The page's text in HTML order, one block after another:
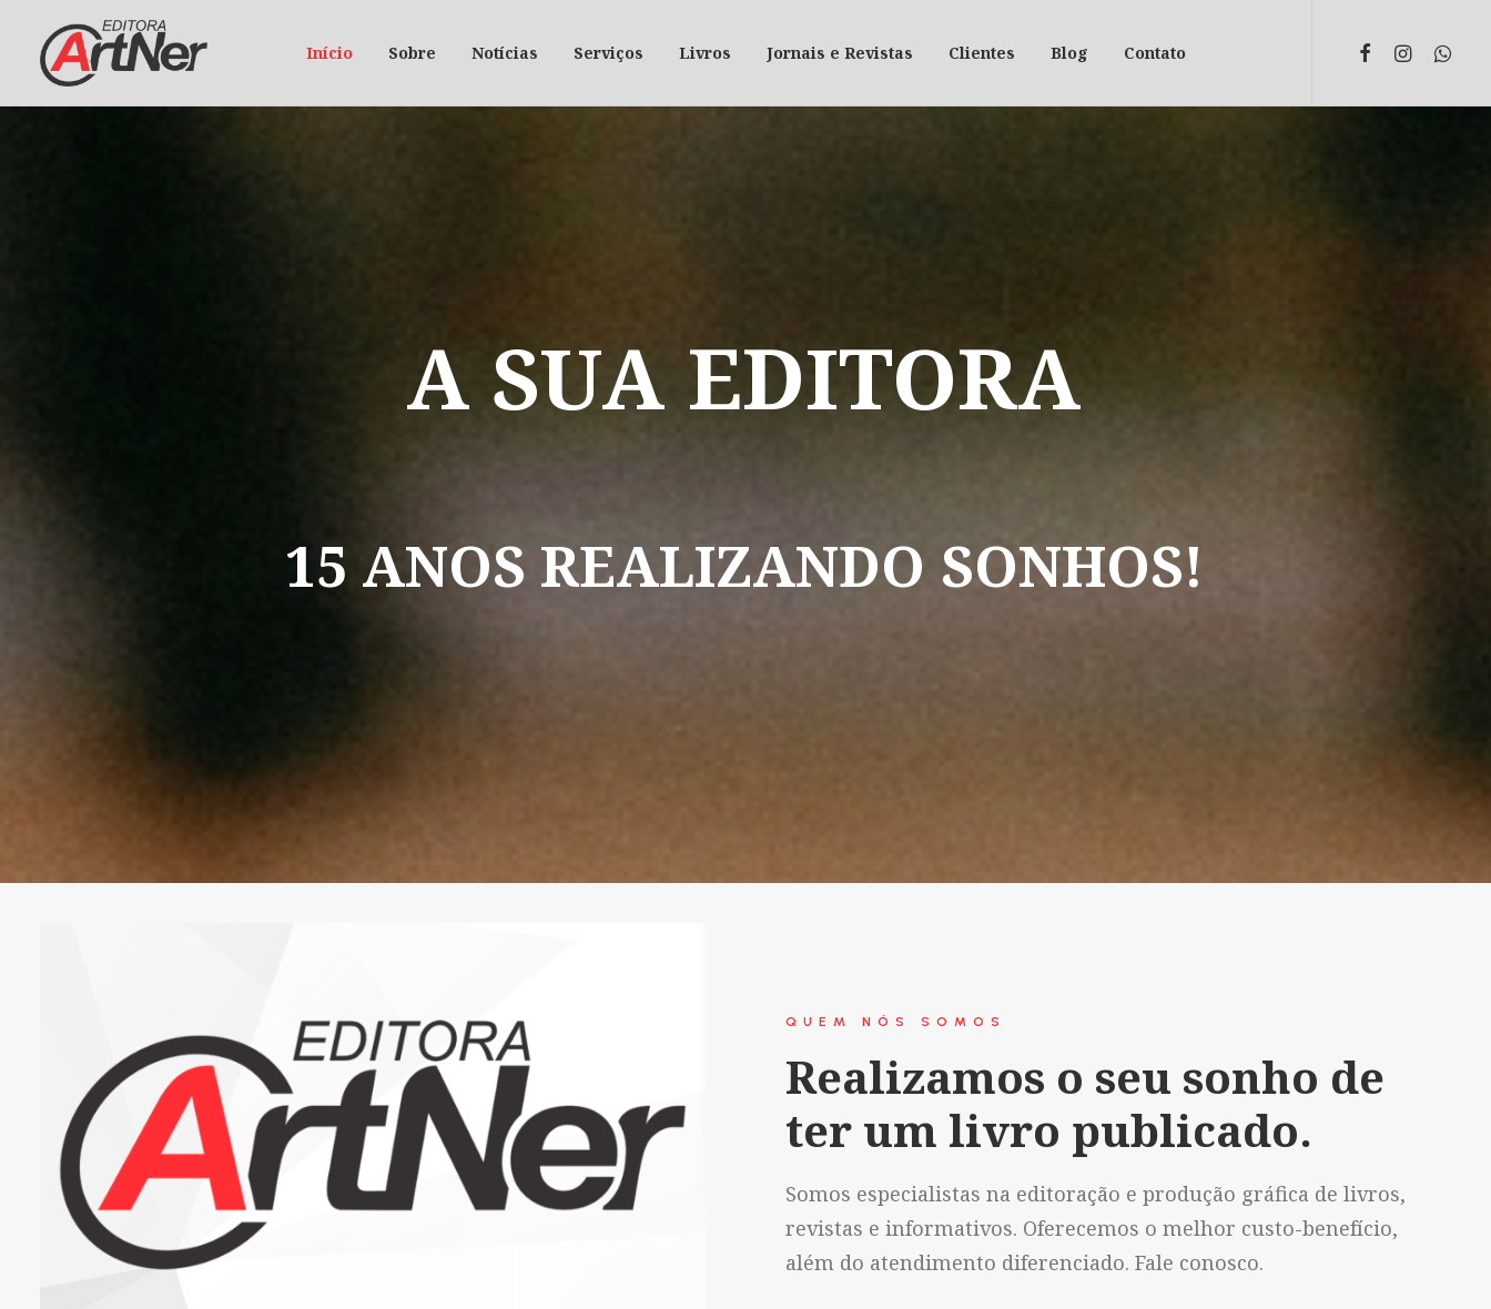
Início Sobre Notícias Serviços Livros Jornais e Revistas Clientes Blog Contato
A SUA EDITORA
15 ANOS REALIZANDO SONHOS!
QUEM NÓS SOMOS
Realizamos o seu sonho de
ter um livro publicado.
Somos especialistas na editoração e produção gráfica de livros,
revistas e informativos. Oferecemos o melhor custo-benefício,
além do atendimento diferenciado. Fale conosco.